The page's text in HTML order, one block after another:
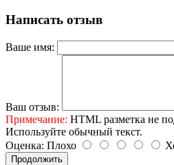
Написать отзыв
Ваше имя:
Ваш отзыв:
Примечание: HTML разметка не
Используйте обычный текст.
Оценка: Плохо
Продолжить